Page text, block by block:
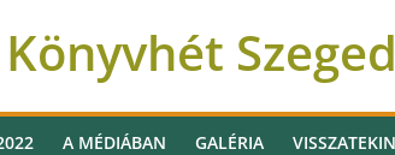
A MÉDIÁBAN GALÉRIA